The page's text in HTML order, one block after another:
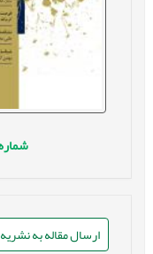
شماره11
ارسال مقاله به نشریه